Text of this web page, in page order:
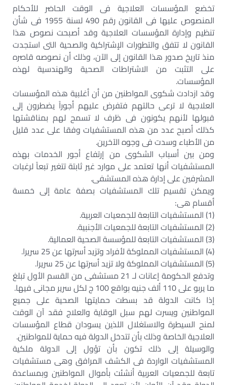
تخضع المؤسسات العلاجية فى الوقت الحاضر للأحكام
المنصوص عليها فى القانون رقم 490 لسنة 1955 فى شأن
تنظيم وإدارة المؤسسات العلاجية وقد أصبحت نصوص هذا
القانون لا تتفق والتطورات الإشتراكية والصحية التى استجدت
منذ تاريخ صدور هذا القانون إلى الآن، وذلك أن نصوصه قاصره
على التثبت من الاشتراطات الصحية والهندسية لهذه
المؤسسات.
وقد ازدادت شكوى المواطنين من أن أغلبية هذه المؤسسات
العلاجية لا ترعى حالتهم فتفرض عليهم أجوراً يضطرون إلى
قبولها لأنهم يكونون فى ظرف لا تسمح لهم بمناقشتها
كذلك أصبح عدد من هذه المستشفيات وفقا على عدد قليل
من الأطباء وسدت فى وجوه الآخرين.
ومن بين أسباب الشكوى من إرتفاع أجور الخدمات بهذه
المستشفيات أنها تعتمد على موارد غير ثابتة تتغير تبعاً لرغبات
المشرفين على إدارة هذه المستشفى.
ويمكن تقسيم تلك المستشفيات بصفة عامة إلى خمسة
أقسام هى:
(1) المستشفيات التابعة للجمعيات العربية.
(2) المستشفيات التابعة للجمعيات الأجنبية.
(3) المستشفيات التابعة للمؤسسة الصحية العمالية.
(4) المستشفيات المملوكة لأفراد وتزيد أسرتها عن 25 سريرا.
(5) المستشفيات المملوكة ولا تزيد أسرتها عن 25 سريرا.
وتدفع الحكومة إعانات لـ 21 مستشفى من القسم الأول تبلغ
ما يربو على 110 ألف جنيه بواقع 100 ج لكل سرير مجانى فيها.
إذا كانت الدولة قد بسطت حمايتها الصحية على جميع
المواطنين ويسرت لهم سبل الوقاية والعلاج فقد آن الوقت
لمنح السيطرة والاستغلال اللذين يسودان قطاع المؤسسات
العلاجية الخاصة وذلك بأن تتدخل الدولة فيه حماية للمواطنين.
والوسيلة إلى ذلك تكون بأن تؤول إلى الدولة ملكية
المستشفيات الواردة فى الكشف المرافق وهى مستشفيات
تابعة للجمعيات العربية أنشئت بأموال المواطنين وبمساعدة